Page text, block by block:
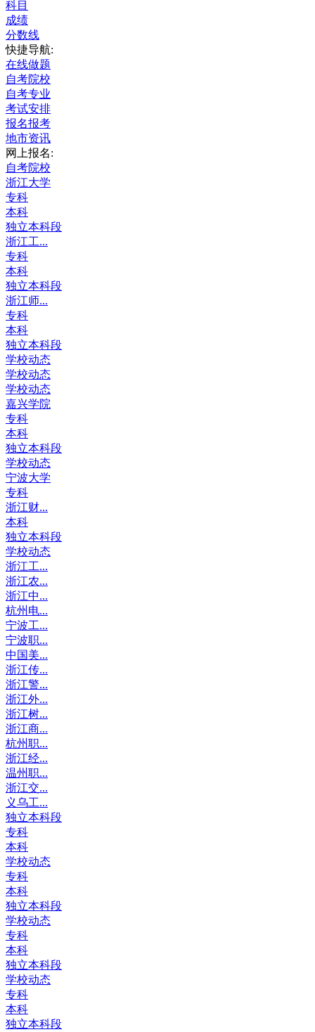
科目
成绩
分数线
快捷导航:
在线做题
自考院校
自考专业
考试安排
报名报考
地市资讯
网上报名:
自考院校
浙江大学
专科
本科
独立本科段
浙江工...
专科
本科
独立本科段
浙江师...
专科
本科
独立本科段
学校动态
学校动态
学校动态
嘉兴学院
专科
本科
独立本科段
学校动态
宁波大学
专科
浙江财...
本科
独立本科段
学校动态
浙江工...
浙江农...
浙江中...
杭州电...
宁波工...
宁波职...
中国美...
浙江传...
浙江警...
浙江外...
浙江树...
浙江商...
杭州职...
浙江经...
温州职...
浙江交...
义乌工...
独立本科段
专科
本科
学校动态
专科
本科
独立本科段
学校动态
专科
本科
独立本科段
学校动态
专科
本科
独立本科段